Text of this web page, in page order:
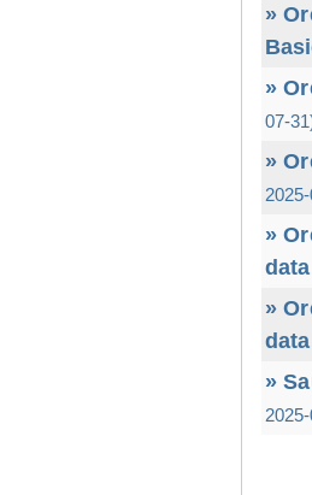
»
»
07-
»
»
data
»
data
»